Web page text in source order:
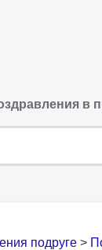
в
подруге >